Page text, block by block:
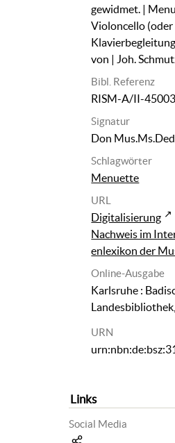
gewidmet. |
Violoncello
von | Joh.
Bibl. Referenz
RISM-A/II-
Signatur
Don
Schlagwörter
Menuette
URL
Digitalisierung
Nachweis im
enlexikon der
Online-Ausgabe
Karlsruhe :
URN
Links
Social Media